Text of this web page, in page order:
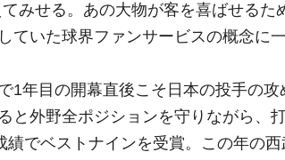
みせる。あの大物が客を喜ばせるた
ていた球界ファンサービスの概念に一
1年目の開幕直後こそ日本の投手の攻
と外野全ポジションを守りながら、
績でベストナインを受賞。この年の